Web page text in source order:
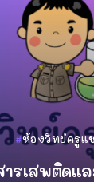
ห้องวิทย์ครูแ
รเสพติดแล